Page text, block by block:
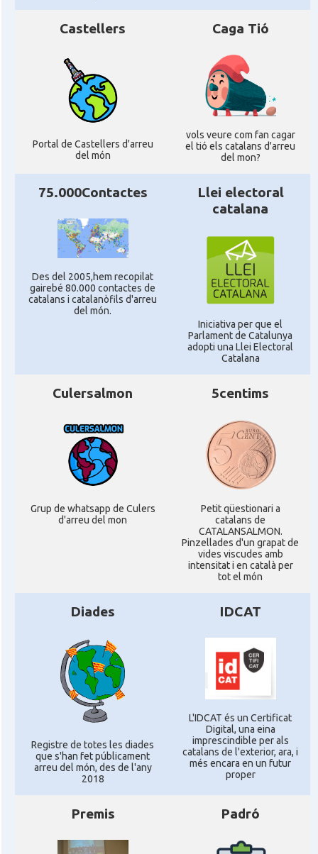
Castellers
Portal de Castellers d'arreu
del món
Caga Tió
vols veure com fan cagar
el tió els catalans d'arreu
del mon?
75.000Contactes
Des del 2005,hem recopilat
gairebé 80.000 contactes de
catalans i catalanòfils d'arreu
del món.
Llei electoral
catalana
Iniciativa per que el
Parlament de Catalunya
adopti una Llei Electoral
Catalana
Culersalmon
Grup de whatsapp de Culers
d'arreu del mon
5centims
Petit qüestionari a
catalans de
CATALANSALMON.
Pinzellades d'un grapat de
vides viscudes amb
intensitat i en català per
tot el món
Diades
Registre de totes les diades
que s'han fet públicament
arreu del món, des de l'any
2018
IDCAT
L'IDCAT és un Certificat
Digital, una eina
imprescindible per als
catalans de l'exterior, ara, i
més encara en un futur
proper
Premis Padró